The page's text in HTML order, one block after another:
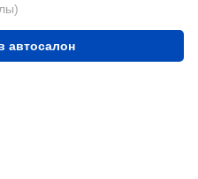
автосалон